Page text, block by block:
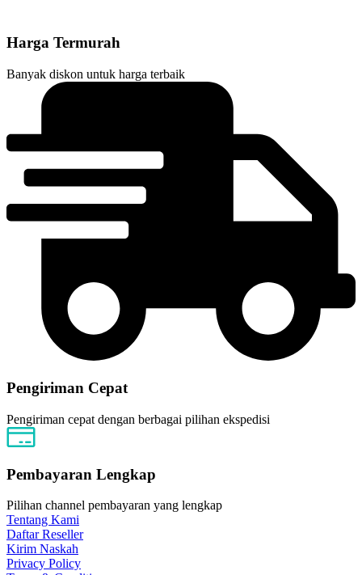
Harga Termurah
Banyak diskon untuk harga terbaik
Pengiriman Cepat
Pengiriman cepat dengan berbagai pilihan ekspedisi
Pembayaran Lengkap
Pilihan channel pembayaran yang lengkap
Tentang Kami
Daftar Reseller
Kirim Naskah
Privacy Policy